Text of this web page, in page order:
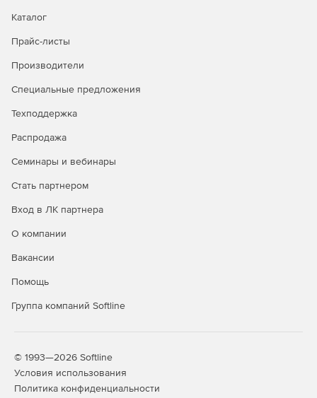
Каталог
Прайс-листы
Производители
Специальные предложения
Техподдержка
Распродажа
Семинары и вебинары
Стать партнером
Вход в ЛК партнера
О компании
Вакансии
Помощь
Группа компаний Softline
© 1993—2026 Softline
Условия использования
Политика конфиденциальности